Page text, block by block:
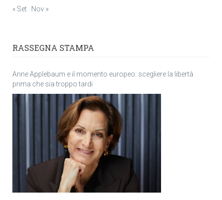
« Set
Nov »
RASSEGNA STAMPA
Anne Applebaum e il momento europeo: scegliere la libertà
prima che sia troppo tardi